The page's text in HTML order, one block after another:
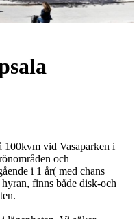
100kvm vid Vasaparken i
och
i 1 år( med chans
finns både disk-och